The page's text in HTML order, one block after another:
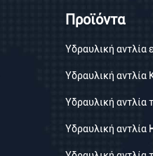
Προϊόντα
Υδραυλική
Υδραυλική αντλία
Υδραυλική αντλία
Υδραυλική αντλία